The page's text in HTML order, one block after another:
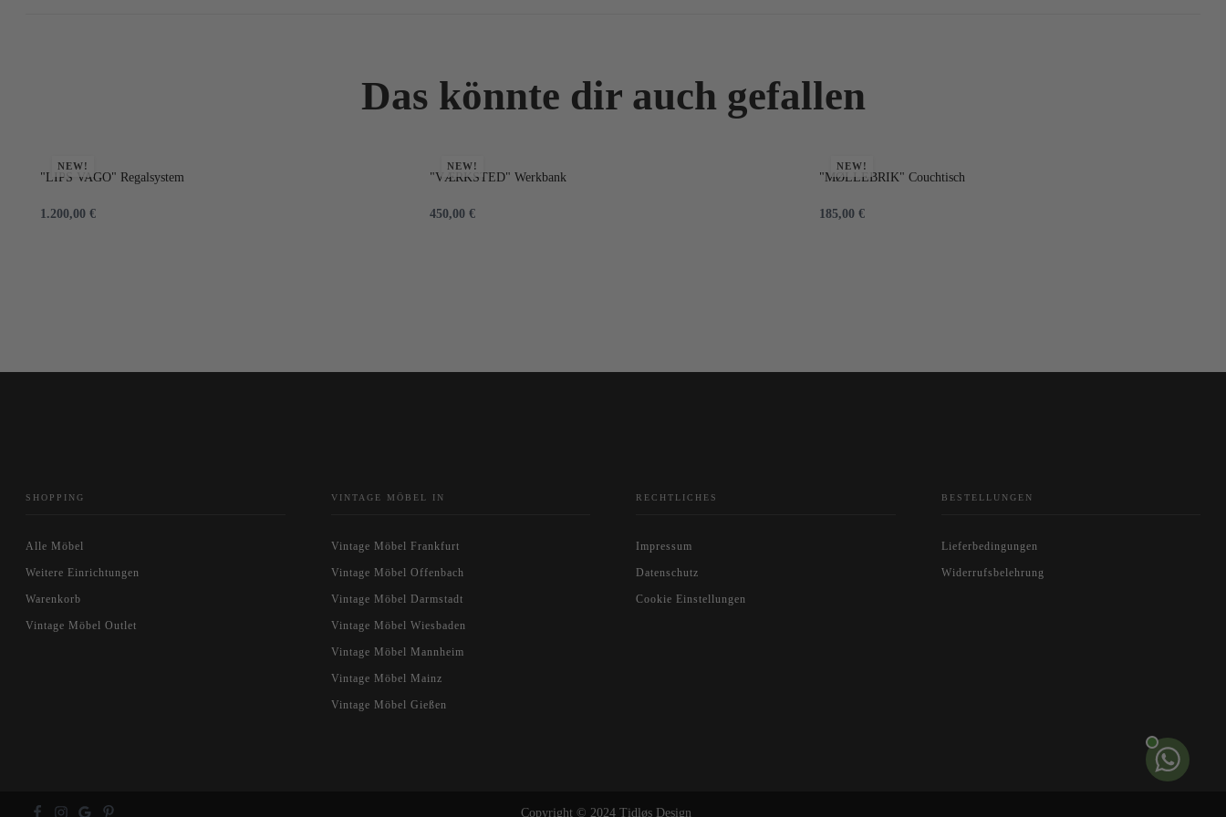
Das könnte dir auch gefallen
NEW!
"LIPS VAGO" Regalsystem
1.200,00 €
NEW!
"VÆRKSTED" Werkbank
450,00 €
NEW!
"MØLLEBRIK" Couchtisch
185,00 €
SHOPPING
Alle Möbel
Weitere Einrichtungen
Warenkorb
Vintage Möbel Outlet
VINTAGE MÖBEL IN
Vintage Möbel Frankfurt
Vintage Möbel Offenbach
Vintage Möbel Darmstadt
Vintage Möbel Wiesbaden
Vintage Möbel Mannheim
Vintage Möbel Mainz
Vintage Möbel Gießen
RECHTLICHES
Impressum
Datenschutz
Cookie Einstellungen
BESTELLUNGEN
Lieferbedingungen
Widerrufsbelehrung
Copyright © 2024 Tidløs Design